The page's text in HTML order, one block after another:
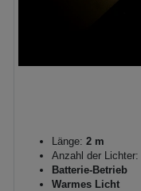
Länge: 2 m
Anzahl der Lichter:
Batterie-Betrieb
Warmes Licht